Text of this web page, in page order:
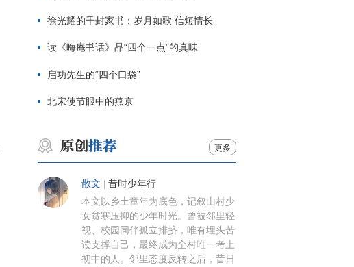
徐光耀的千封家书：岁月如歌 信短情长
读《晦庵书话》品“四个一点”的真味
启功先生的“四个口袋”
北宋使节眼中的燕京
更多
散文 昔时少年行
本文以乡土童年为底色，记叙山村少
女贫寒压抑的少年时光。曾被邻里轻
视、校园同伴孤立排挤，唯有埋头苦
读支撑自己，最终成为全村唯一考上
初中的人。邻里态度反转之后，昔日